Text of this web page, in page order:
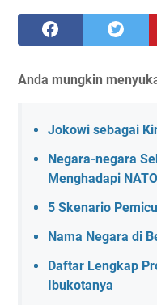
Anda mungkin
Jokowi sebagai
Negara-negara
Menghadapi NATO
5 Skenario
Nama Negara di
Daftar Lengkap
Ibukotanya